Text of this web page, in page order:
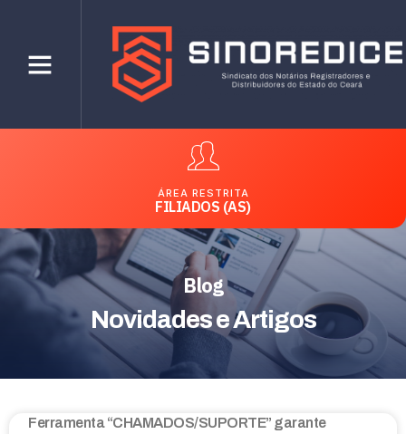
ÁREA RESTRITA
FILIADOS (AS)
Blog
Novidades e Artigos
Ferramenta “CHAMADOS/SUPORTE” garante